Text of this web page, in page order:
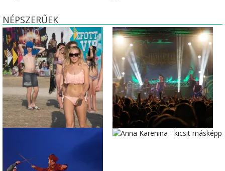
NÉPSZERŰEK